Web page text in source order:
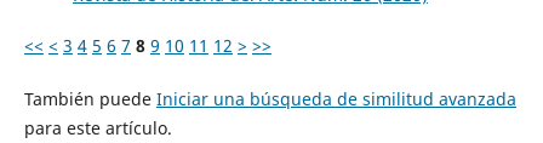
<< < 3 4 5 6 7 8 9 10 11 12 > >>
También puede Iniciar una búsqueda de similitud avanzada
para este artículo.